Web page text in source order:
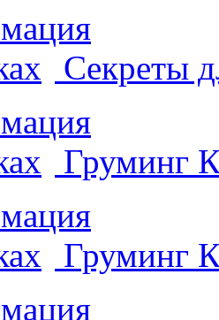
Секреты
Груминг
Груминг